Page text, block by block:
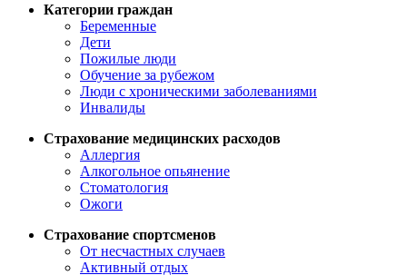
Категории граждан
Беременные
Дети
Пожилые люди
Обучение за рубежом
Люди с хроническими заболеваниями
Инвалиды
Страхование медицинских расходов
Аллергия
Алкогольное опьянение
Стоматология
Ожоги
Страхование спортсменов
От несчастных случаев
Активный отдых